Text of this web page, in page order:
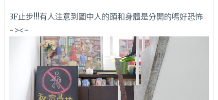
3F止步!!!有人注意到圖中人的頭和身體是分開的嗎好恐怖
~><~